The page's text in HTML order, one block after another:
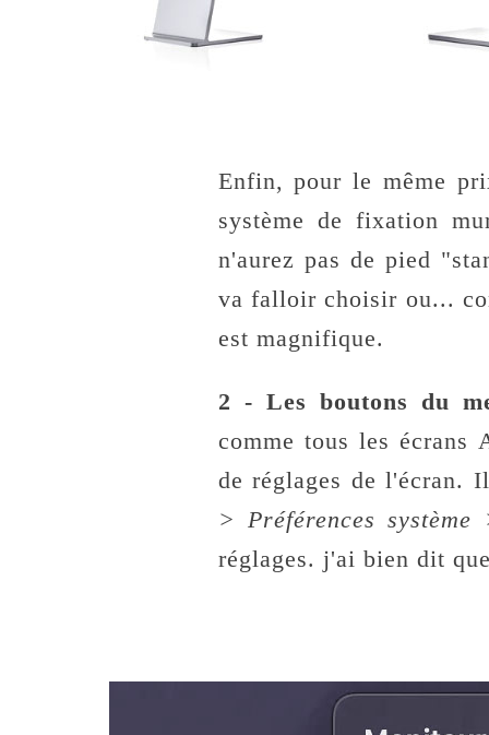
Enfin, pour le même
système de fixation
n'aurez pas de pied
va falloir choisir ou...
est magnifique.
2 - Les boutons du
comme tous les écrans
de réglages de l'écran.
> Préférences
réglages. j'ai bien dit